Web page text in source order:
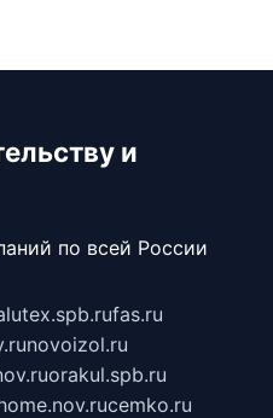
и
по всей России
fas.ru
novoizol.ru
orakul.spb.ru
cemko.ru